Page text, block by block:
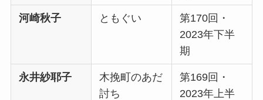
河崎秋子 ともぐい
第170回・
2023年下半
期
永井紗耶子
木挽町のあだ
討ち
第169回・
2023年上半